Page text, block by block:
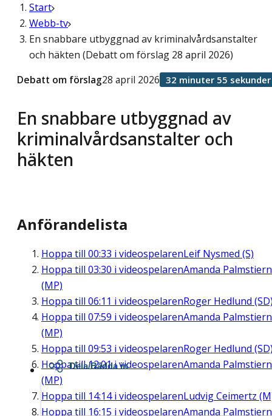
Start
Webb-tv
En snabbare utbyggnad av kriminalvårdsanstalter
och häkten (Debatt om förslag 28 april 2026)
En snabbare utbyggnad av
kriminalvårdsanstalter och
häkten
Debatt om förslag28 april 2026 32 minuter 55 sekunder
Anförandelista
Hoppa till 00:33 i videospelarenLeif Nysmed (S)
Hoppa till 03:30 i videospelarenAmanda
(MP)
Hoppa till 06:11 i videospelarenRoger Hedlund
Hoppa till 07:59 i videospelarenAmanda
(MP)
Hoppa till 09:53 i videospelarenRoger Hedlund
Hoppa till12:01i videospelarenAmanda
(MP)
Hoppa till 14:14i videospelarenLudvig Ceimertz
Hoppa till 16:15 i videospelarenAmanda
Dela/Bädda in